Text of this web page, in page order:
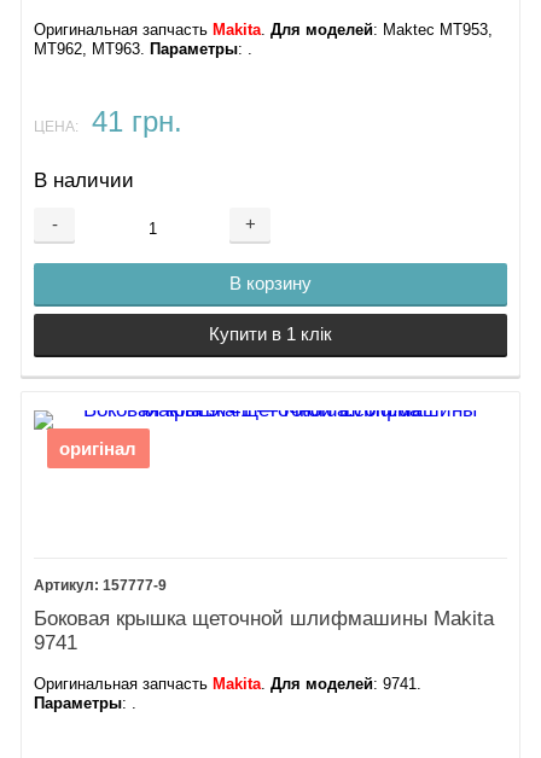
Оригинальная запчасть Makita.Для моделей: Maktec MT953,
MT962, MT963​. Параметры: ​.
ЦЕНА: 41 грн.
В наличии
- +
В корзину
Купити в 1 клік
оригінал
157777-9
Боковая крышка щеточной шлифмашины Makita
9741
Оригинальная запчасть Makita .Для моделей: 9741.
Параметры: .